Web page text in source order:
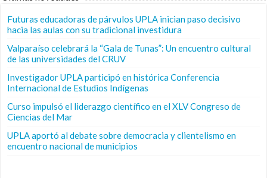
Futuras educadoras de párvulos UPLA inician paso decisivo
hacia las aulas con su tradicional investidura
Valparaíso celebrará la “Gala de Tunas”: Un encuentro cultural
de las universidades del CRUV
Investigador UPLA participó en histórica Conferencia
Internacional de Estudios Indígenas
Curso impulsó el liderazgo científico en el XLV Congreso de
Ciencias del Mar
UPLA aportó al debate sobre democracia y clientelismo en
encuentro nacional de municipios